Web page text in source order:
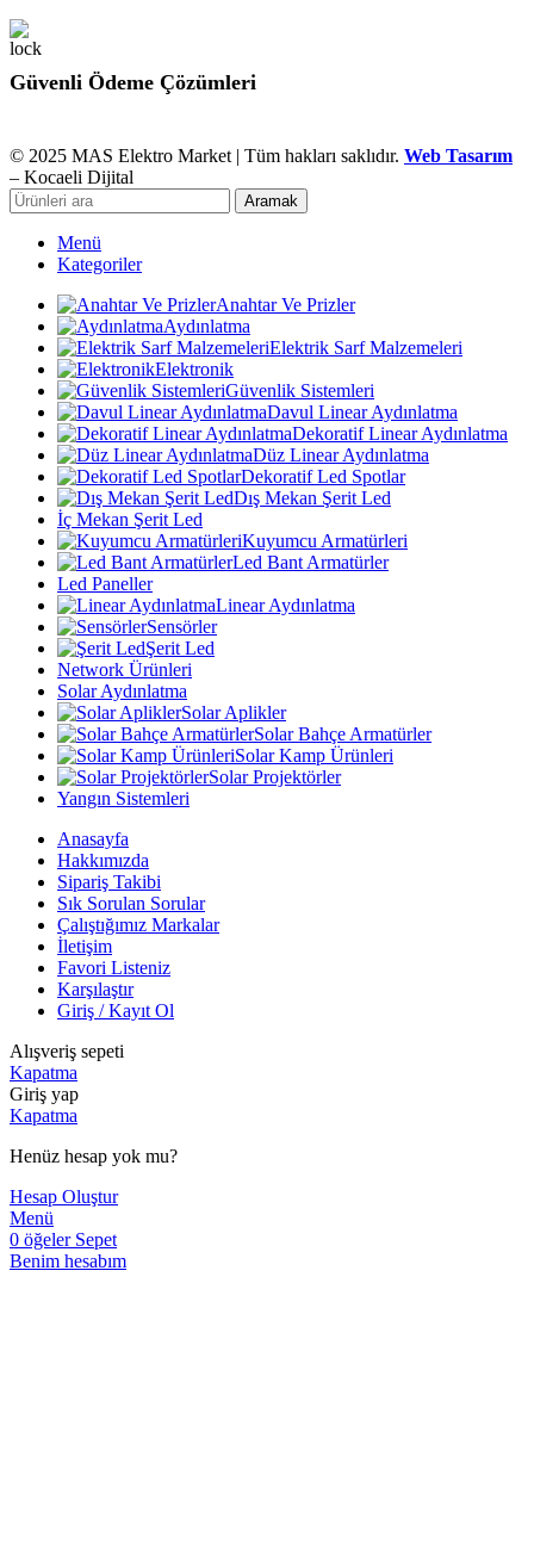
Güvenli Ödeme Çözümleri
© 2025 MAS Elektro Market | Tüm hakları saklıdır. Web Tasarım
– Kocaeli Dijital
Aramak
Menü
Kategoriler
Anahtar Ve Prizler
Aydınlatma
Elektrik Sarf Malzemeleri
Elektronik
Güvenlik Sistemleri
Davul Linear Aydınlatma
Dekoratif Linear Aydınlatma
Düz Linear Aydınlatma
Dekoratif Led Spotlar
Dış Mekan Şerit Led
İç Mekan Şerit Led
Kuyumcu Armatürleri
Led Bant Armatürler
Led Paneller
Linear Aydınlatma
Sensörler
Şerit Led
Network Ürünleri
Solar Aydınlatma
Solar Aplikler
Solar Bahçe Armatürler
Solar Kamp Ürünleri
Solar Projektörler
Yangın Sistemleri
Anasayfa
Hakkımızda
Sipariş Takibi
Sık Sorulan Sorular
Çalıştığımız Markalar
İletişim
Favori Listeniz
Karşılaştır
Giriş / Kayıt Ol
Alışveriş sepeti
Kapatma
Giriş yap
Kapatma
Henüz hesap yok mu?
Hesap Oluştur
Menü
0 öğeler Sepet
Benim hesabım